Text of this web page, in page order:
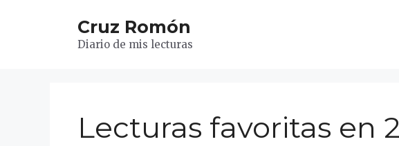
Cruz Romón
Diario de mis lecturas
Lecturas favoritas en